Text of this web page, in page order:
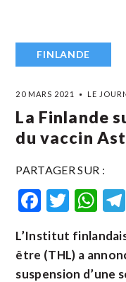
FINLANDE
20 MARS 2021 LE
La Finlande
du vaccin
PARTAGER SUR :
L’Institut
être (THL) a
suspension d’une